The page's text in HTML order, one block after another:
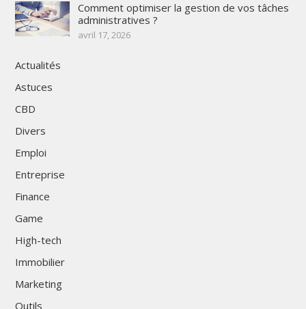
Comment optimiser la gestion de vos tâches
administratives ?
avril 17, 2026
Actualités
Astuces
CBD
Divers
Emploi
Entreprise
Finance
Game
High-tech
Immobilier
Marketing
Outils